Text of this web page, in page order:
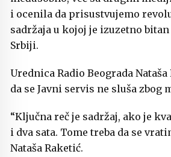
i ocenila da prisustvujemo
sadržaja u kojoj je izuzetno
Srbiji.
Urednica Radio Beograda
da se Javni servis ne sluša zbog
“Ključna reč je sadržaj, ako je
i dva sata. Tome treba da se
Nataša Raketić.